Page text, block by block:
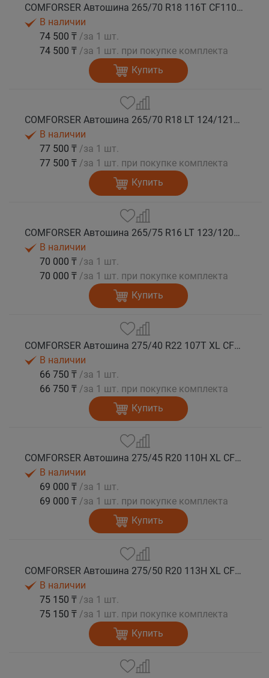
COMFORSER Автошина 265/70 R18 116T CF1100 RWL лето
В наличии
74 500 ₸ /за 1 шт.
74 500 ₸ /за 1 шт. при покупке комплекта
Купить
COMFORSER Автошина 265/70 R18 LT 124/121S CF1100 10PR RWL лето
В наличии
77 500 ₸ /за 1 шт.
77 500 ₸ /за 1 шт. при покупке комплекта
Купить
COMFORSER Автошина 265/75 R16 LT 123/120S CF1100 10PR RWL лето
В наличии
70 000 ₸ /за 1 шт.
70 000 ₸ /за 1 шт. при покупке комплекта
Купить
COMFORSER Автошина 275/40 R22 107T XL CF1100 RWL лето
В наличии
66 750 ₸ /за 1 шт.
66 750 ₸ /за 1 шт. при покупке комплекта
Купить
COMFORSER Автошина 275/45 R20 110H XL CF1100 RWL лето
В наличии
69 000 ₸ /за 1 шт.
69 000 ₸ /за 1 шт. при покупке комплекта
Купить
COMFORSER Автошина 275/50 R20 113H XL CF1100 RWL лето
В наличии
75 150 ₸ /за 1 шт.
75 150 ₸ /за 1 шт. при покупке комплекта
Купить